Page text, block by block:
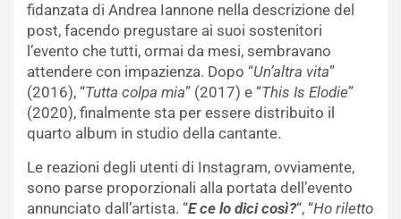
fidanzata di Andrea Iannone nella descrizione del
post, facendo pregustare ai suoi sostenitori
l’evento che tutti, ormai da mesi, sembravano
attendere con impazienza. Dopo “Un’altra vita”
(2016), “Tutta colpa mia” (2017) e “This Is Elodie”
(2020), finalmente sta per essere distribuito il
quarto album in studio della cantante.
Le reazioni degli utenti di Instagram, ovviamente,
sono parse proporzionali alla portata dell’evento
annunciato dall’artista. “E ce lo dici così?“, “Ho riletto